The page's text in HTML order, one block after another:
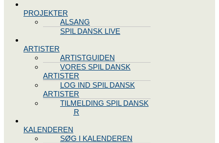
PROJEKTER
ALSANG
SPIL DANSK LIVE
ARTISTER
ARTISTGUIDEN
VORES SPIL DANSK
ARTISTER
LOG IND SPIL DANSK
ARTISTER
TILMELDING SPIL DANSK
ARTISTER
KALENDEREN
SØG I KALENDEREN